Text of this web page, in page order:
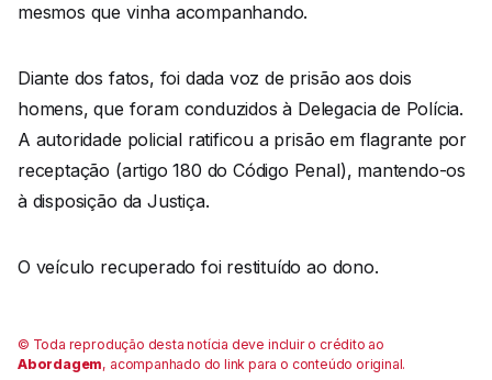
mesmos que vinha acompanhando.
Diante dos fatos, foi dada voz de prisão aos dois
homens, que foram conduzidos à Delegacia de Polícia.
A autoridade policial ratificou a prisão em flagrante por
receptação (artigo 180 do Código Penal), mantendo-os
à disposição da Justiça.
O veículo recuperado foi restituído ao dono.
© Toda reprodução desta notícia deve incluir o crédito ao
Abordagem, acompanhado do link para o conteúdo original.